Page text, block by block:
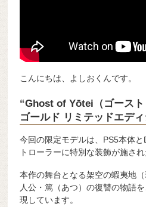
こんにちは、よしおくんです。
“Ghost of Yōtei（ゴース
ゴールド リミテッドエデ
今回の限定モデルは、PS5本体
トローラーに特別な装飾が施さ
本作の舞台となる架空の蝦夷地
人公・篤（あつ）の復讐の物語
現しています。